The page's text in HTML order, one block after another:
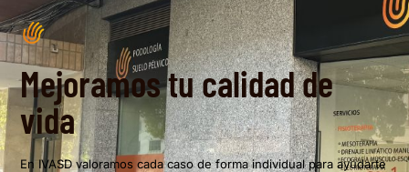
Mejoramos tu calidad de
vida
En IVASD valoramos cada caso de forma individual para ayudarte